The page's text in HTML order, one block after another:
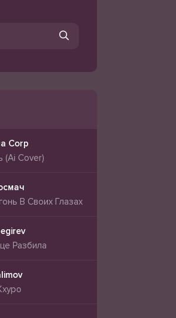
Corp
(Ai Cover)
В Своих Глазах
Разбила